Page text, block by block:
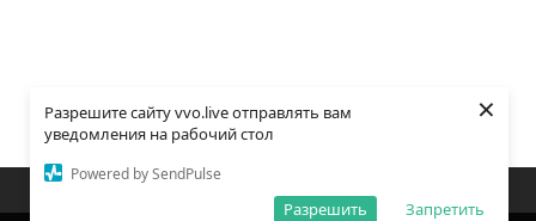
Разрешите сайту vvo.live отправлять вам
уведомления на рабочий стол
Powered by SendPulse
Запретить
Разрешить
×
Закладки Поиск Открыть меню